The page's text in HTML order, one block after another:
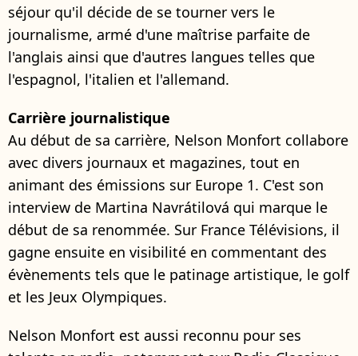
séjour qu'il décide de se tourner vers le
journalisme, armé d'une maîtrise parfaite de
l'anglais ainsi que d'autres langues telles que
l'espagnol, l'italien et l'allemand.
Carrière journalistique
Au début de sa carrière, Nelson Monfort collabore
avec divers journaux et magazines, tout en
animant des émissions sur Europe 1. C'est son
interview de Martina Navrátilová qui marque le
début de sa renommée. Sur France Télévisions, il
gagne ensuite en visibilité en commentant des
évènements tels que le patinage artistique, le golf
et les Jeux Olympiques.
Nelson Monfort est aussi reconnu pour ses